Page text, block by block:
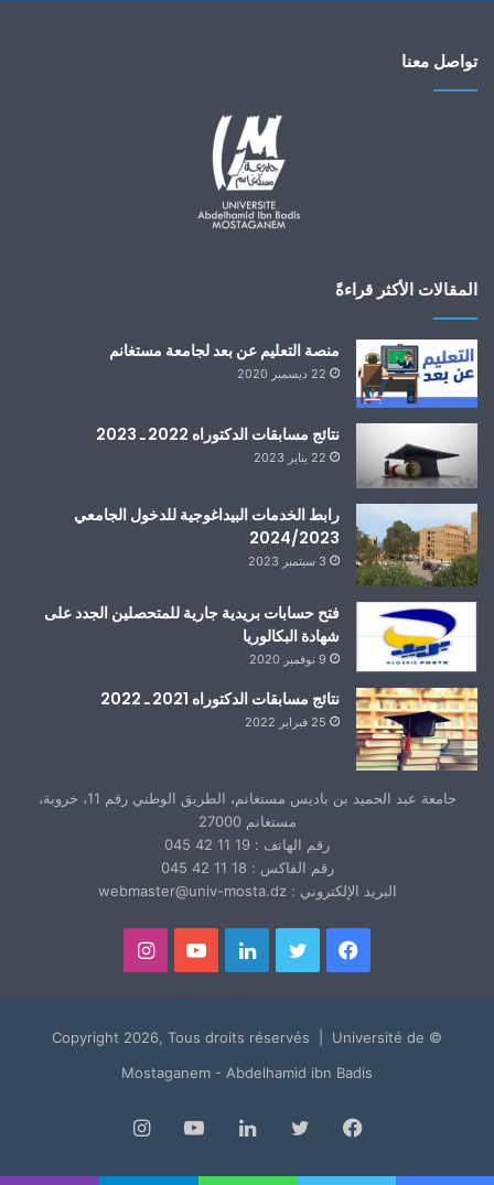
تواصل معنا
المقالات الأكثر قراءةً
منصة التعليم عن بعد لجامعة مستغانم
22 ديسمبر 2020
نتائج مسابقات الدكتوراه 2022 ـ 2023
22 يناير 2023
رابط الخدمات البيداغوجية للدخول الجامعي
2024/2023
3 سبتمبر 2023
فتح حسابات بريدية جارية للمتحصلين الجدد على
شهادة البكالوريا
9 نوفمبر 2020
نتائج مسابقات الدكتوراه 2021 ـ 2022
25 فبراير 2022
جامعة عبد الحميد بن باديس مستغانم، الطريق الوطني رقم 11، خروبة،
مستغانم 27000
رقم الهاتف : 19 11 42 045
رقم الفاكس : 18 11 42 045
البريد الإلكتروني : webmaster@univ-mosta.dz
فيسبوك تويتر لينكدإنيوتيوبانستقرام
© Copyright 2026, Tous droits réservés | Université de
Mostaganem - Abdelhamid ibn Badis
فيسبوك تويتر لينكدإنيوتيوبانستقرام